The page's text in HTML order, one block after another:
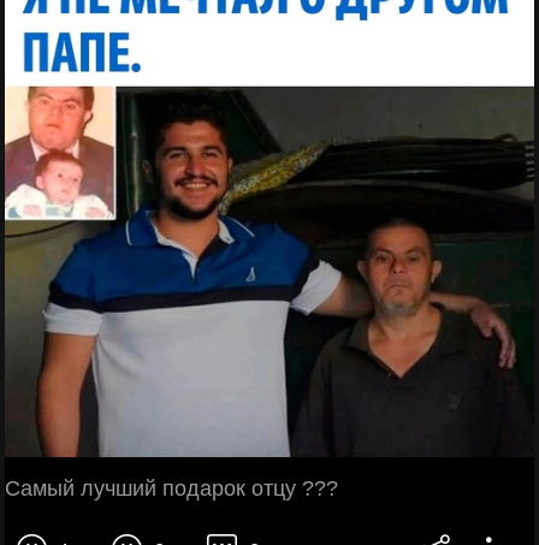
Самый лучший подарок отцу ???